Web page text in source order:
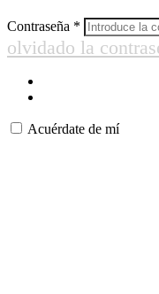
Contraseña *
olvidado la
Acuérdate de mí